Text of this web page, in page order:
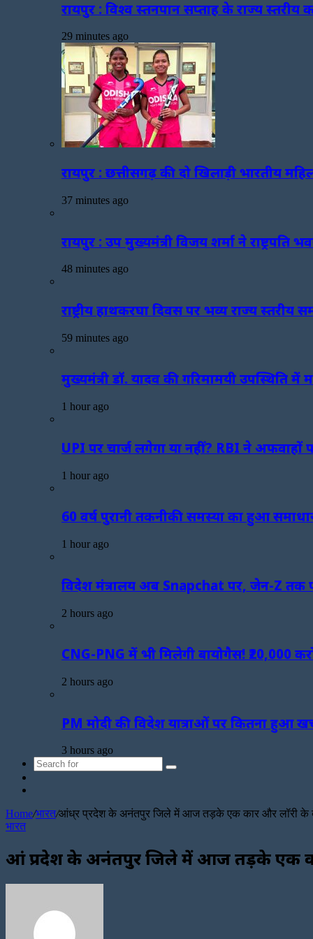
रायपुर : विश्व स्तनपान सप्ताह के राज्य
29 minutes ago
रायपुर : छत्तीसगढ़ की दो खिलाड़ी भारतीय
37 minutes ago
रायपुर : उप मुख्यमंत्री विजय शर्मा ने
48 minutes ago
राष्ट्रीय हाथकरघा दिवस पर भव्य राज्य
59 minutes ago
मुख्यमंत्री डॉ. यादव की गरिमामयी उपस्थिति
1 hour ago
UPI पर चार्ज लगेगा या नहीं? RBI ने अफवाहों
1 hour ago
60 वर्ष पुरानी तकनीकी समस्या का हुआ
1 hour ago
विदेश मंत्रालय अब Snapchat पर, जेन-Z तक
2 hours ago
CNG-PNG में भी मिलेगी बायोगैस! ₹20,000
2 hours ago
PM मोदी की विदेश यात्राओं पर कितना हुआ
3 hours ago
Search
Home/भारत/आंध्र प्रदेश के अनंतपुर जिले में आज तड़के एक कार और लॉरी के
भारत
आंध्र प्रदेश के अनंतपुर जिले में आज तड़के एक